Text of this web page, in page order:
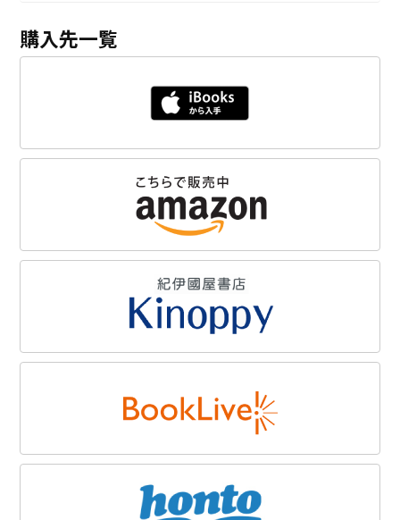
購入先一覧